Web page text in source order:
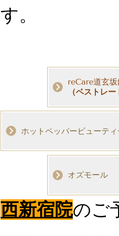
す。
reCare道玄
（ベストレー
ホットペッパービューティ
オズモール
西新宿院のご